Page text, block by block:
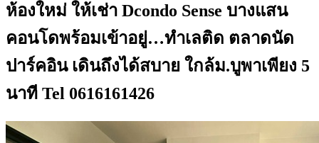
ห้องใหม่ ให้เช่า Dcondo Sense บางแสน
คอนโดพร้อมเข้าอยู่…ทำเลติด ตลาดนัด
ปาร์คอิน เดินถึงได้สบาย ใกล้ม.บูพาเพียง 5
นาที Tel 0616161426